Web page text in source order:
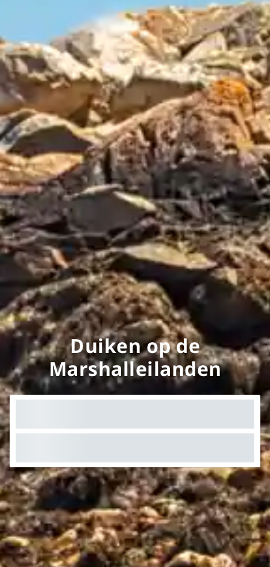
Duiken op de
Marshalleilanden